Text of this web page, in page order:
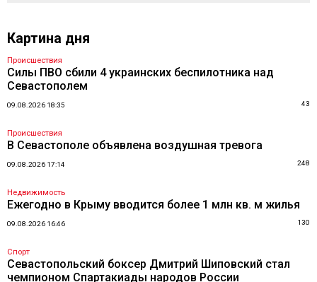
Картина дня
Происшествия
Силы ПВО сбили 4 украинских беспилотника над
Севастополем
09.08.2026 18:35 43
Происшествия
В Севастополе объявлена воздушная тревога
09.08.2026 17:14 248
Недвижимость
Ежегодно в Крыму вводится более 1 млн кв. м жилья
09.08.2026 16:46 130
Спорт
Севастопольский боксер Дмитрий Шиповский стал
чемпионом Спартакиады народов России